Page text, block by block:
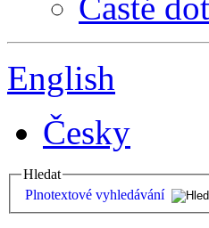
English
Česky
Hledat
Plnotextové vyhledávání